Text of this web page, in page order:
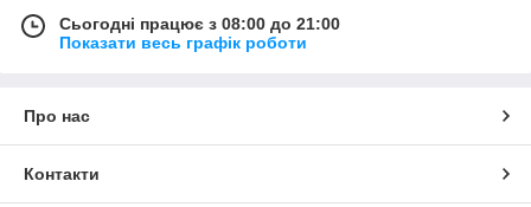
Сьогодні працює з 08:00 до 21:00
Показати весь графік роботи
Про нас
Контакти